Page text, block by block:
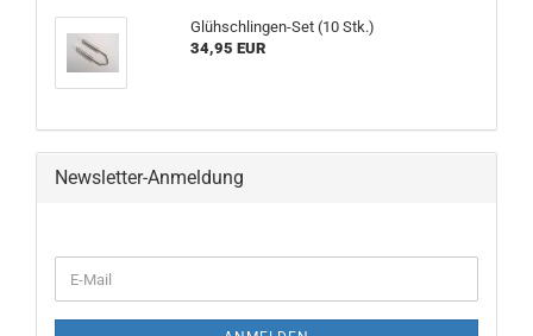
Glühschlingen-Set (10 Stk.)
34,95 EUR
Newsletter-Anmeldung
ZUR
E-
Mail